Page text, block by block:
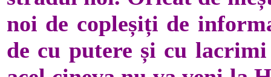
noi de copleșiți de
de cu putere și cu